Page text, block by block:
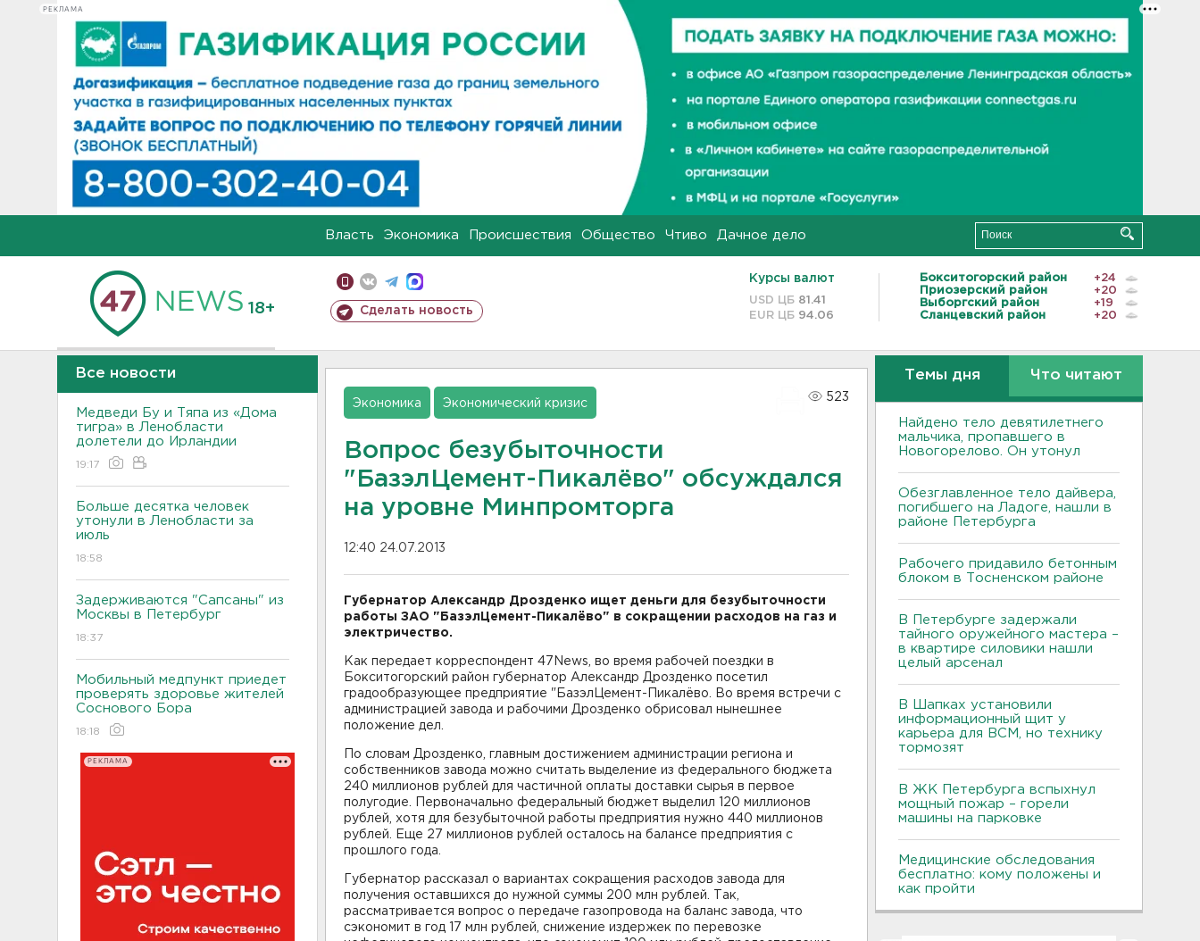
РЕКЛАМА
Власть Экономика Происшествия Общество Чтиво Дачное дело
18+ Сделать новость
Курсы валют
USD ЦБ 81.41
EUR ЦБ 94.06
Бокситогорский район
+24
Приозерский район
+20
Выборгский район
+19
Сланцевский район
+20
Все новости
Медведи Бу и Тяпа из «Дома
тигра» в Ленобласти
долетели до Ирландии
19:17
Больше десятка человек
утонули в Ленобласти за
июль
18:58
Задерживаются "Сапсаны" из
Москвы в Петербург
18:37
Мобильный медпункт приедет
проверять здоровье жителей
Соснового Бора
18:18
РЕКЛАМА
Экономика Экономический кризис
523
Вопрос безубыточности
"БазэлЦемент-Пикалёво" обсуждался
на уровне Минпромторга
12:40 24.07.2013
Губернатор Александр Дрозденко ищет деньги для безубыточности
работы ЗАО "БазэлЦемент-Пикалёво" в сокращении расходов на газ и
электричество.
Как передает корреспондент 47News, во время рабочей поездки в
Бокситогорский район губернатор Александр Дрозденко посетил
градообразующее предприятие "БазэлЦемент-Пикалёво. Во время встречи с
администрацией завода и рабочими Дрозденко обрисовал нынешнее
положение дел.
По словам Дрозденко, главным достижением администрации региона и
собственников завода можно считать выделение из федерального бюджета
240 миллионов рублей для частичной оплаты доставки сырья в первое
полугодие. Первоначально федеральный бюджет выделил 120 миллионов
рублей, хотя для безубыточной работы предприятия нужно 440 миллионов
рублей. Еще 27 миллионов рублей осталось на балансе предприятия с
прошлого года.
Губернатор рассказал о вариантах сокращения расходов завода для
получения оставшихся до нужной суммы 200 млн рублей. Так,
рассматривается вопрос о передаче газопровода на баланс завода, что
сэкономит в год 17 млн рублей, снижение издержек по перевозке
Темы дня Что читают
Найдено тело девятилетнего
мальчика, пропавшего в
Новогорелово. Он утонул
Обезглавленное тело дайвера,
погибшего на Ладоге, нашли в
районе Петербурга
Рабочего придавило бетонным
блоком в Тосненском районе
В Петербурге задержали
тайного оружейного мастера –
в квартире силовики нашли
целый арсенал
В Шапках установили
информационный щит у
карьера для ВСМ, но технику
тормозят
В ЖК Петербурга вспыхнул
мощный пожар – горели
машины на парковке
Медицинские обследования
бесплатно: кому положены и
как пройти